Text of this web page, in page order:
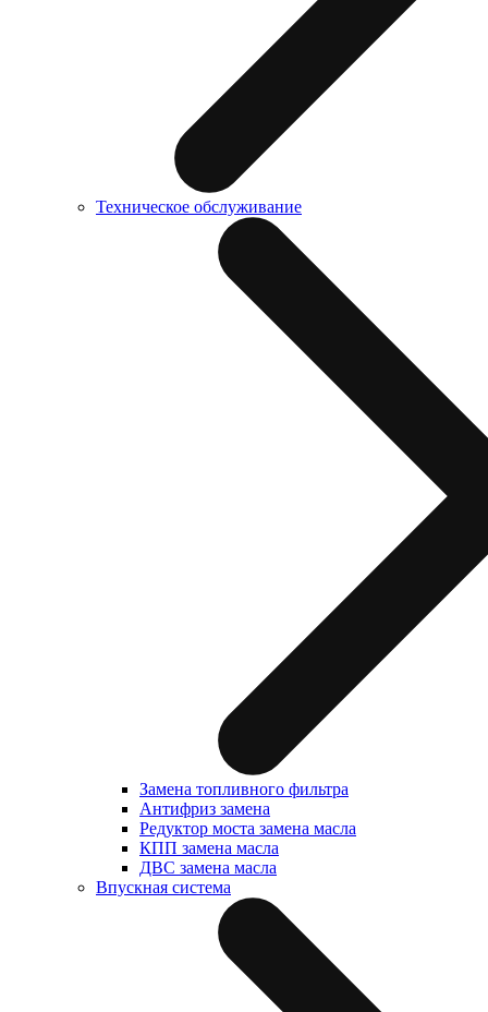
Техническое обслуживание
Замена топливного фильтра
Антифриз замена
Редуктор моста замена масла
КПП замена масла
ДВС замена масла
Впускная система